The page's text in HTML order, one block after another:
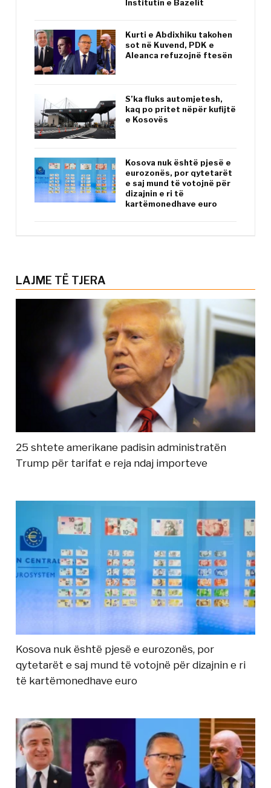
Institutin e Bazelit
Kurti e Abdixhiku takohen
sot në Kuvend, PDK e
Aleanca refuzojnë ftesën
S’ka fluks automjetesh,
kaq po pritet nëpër kufijtë
e Kosovës
Kosova nuk është pjesë e
eurozonës, por qytetarët
e saj mund të votojnë për
dizajnin e ri të
kartëmonedhave euro
LAJME TË TJERA
25 shtete amerikane padisin administratën
Trump për tarifat e reja ndaj importeve
Kosova nuk është pjesë e eurozonës, por
qytetarët e saj mund të votojnë për dizajnin e ri
të kartëmonedhave euro